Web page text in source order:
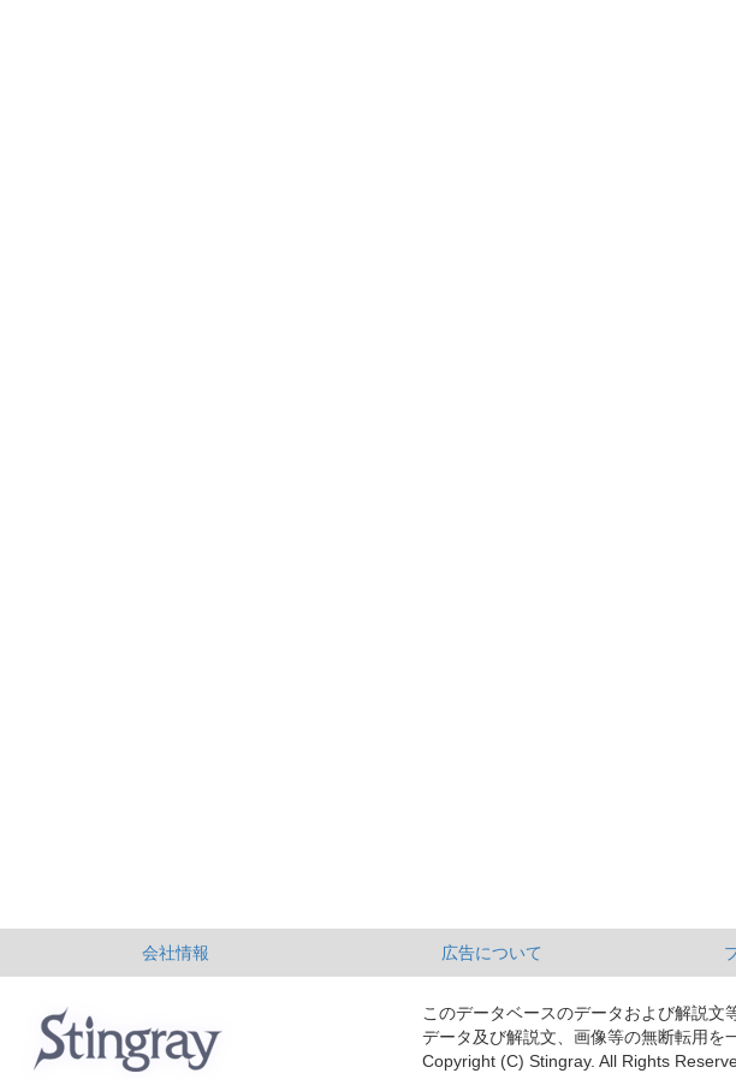
会社情報 広告について
このデータベースのデータおよび解説文
データ及び解説文、画像等の無断転用を
Copyright (C) Stingray. All Rights